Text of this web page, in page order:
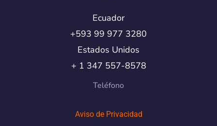
Ecuador
+593 99 977 3280
Estados Unidos
+ 1 347 557-8578
Teléfono
Aviso de Privacidad